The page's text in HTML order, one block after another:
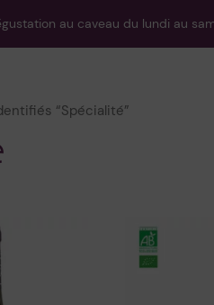
au caveau du lundi au
“Spécialité”